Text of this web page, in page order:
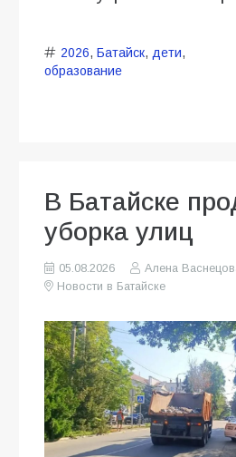
2026, Батайск, дети,
образование
В Батайске
уборка улиц
05.08.2026
Алена
Новости в Батайске